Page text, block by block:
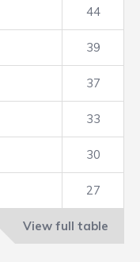
44
39
37
33
30
27
View full table